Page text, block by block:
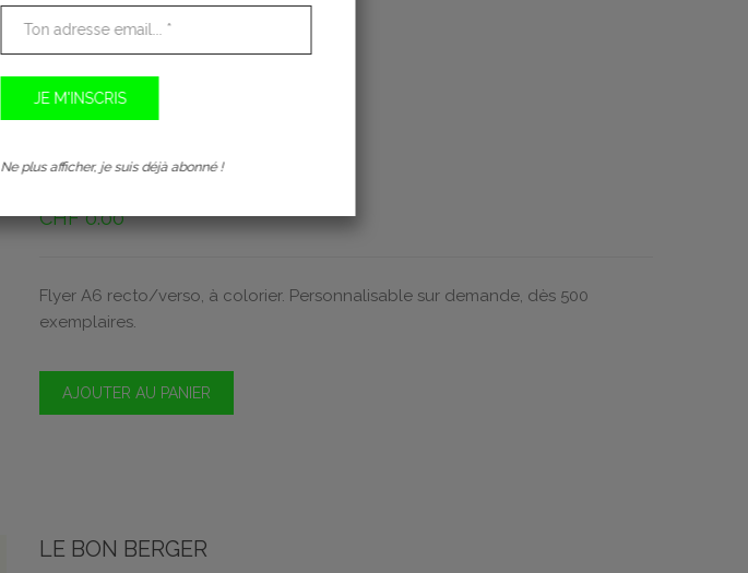
ENFIN LES VACANCES!
CHF0.00
Flyer A6 recto/verso, à colorier. Personnalisable sur demande, dès 500
exemplaires.
AJOUTER AU PANIER
LE BON BERGER
Ne plus afficher, je suis déjà abonné !